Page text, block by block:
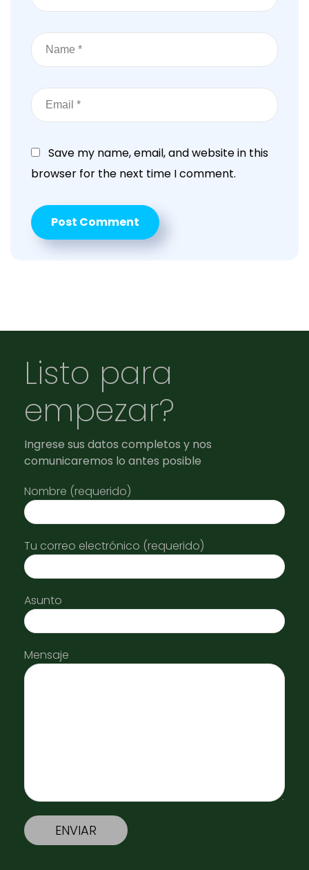
Save my name, email, and website in this
browser for the next time I comment.
Listo para
empezar?
Ingrese sus datos completos y nos
comunicaremos lo antes posible
Nombre (requerido)
Tu correo electrónico (requerido)
Asunto
Mensaje